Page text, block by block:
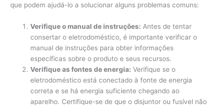
que podem ajudá-lo a solucionar alguns problemas comuns:
Verifique o manual de instruções: Antes de tentar
consertar o eletrodoméstico, é importante verificar o
manual de instruções para obter informações
específicas sobre o produto e seus recursos.
Verifique as fontes de energia: Verifique se o
eletrodoméstico está conectado à fonte de energia
correta e se há energia suficiente chegando ao
aparelho. Certifique-se de que o disjuntor ou fusível não